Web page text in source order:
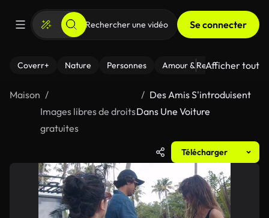
Se connecter
Coverr+ Nature Personnes Amour & Relations Le
Afficher tout
Maison
Images libres de droits
gratuites
Des Amis S'introduisent
Dans Une Voiture
Télécharger